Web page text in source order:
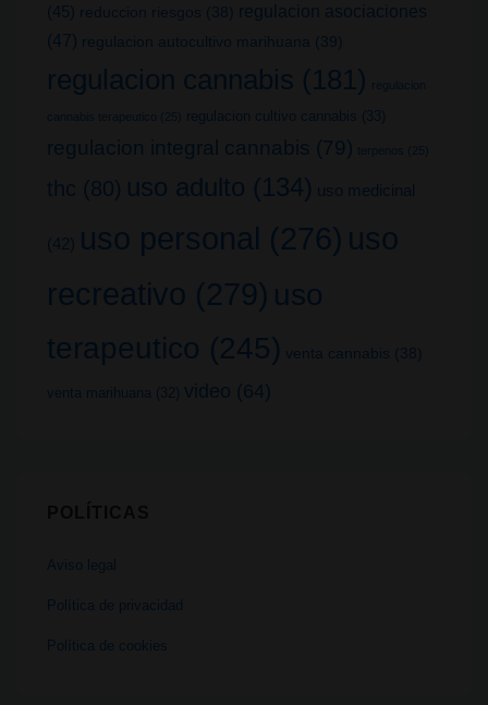
(45) reduccion riesgos (38)
regulacion asociaciones
(47) regulacion autocultivo marihuana (39)
regulacion cannabis (181) regulacion
cannabis terapeutico (25) regulacion cultivo cannabis (33)
regulacion integral cannabis (79) terpenos (25)
thc (80) uso adulto (134) uso medicinal
(42) uso personal (276) uso
recreativo (279) uso
terapeutico (245) venta cannabis (38)
venta marihuana (32) video (64)
Aviso legal
Política de privacidad
Política de cookies